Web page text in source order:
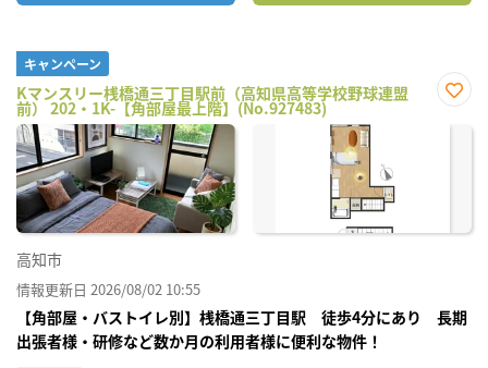
キャンペーン
Kマンスリー桟橋通三丁目駅前（高知県高等学校野球連盟
前） 202・1K-【角部屋最上階】(No.927483)
に入
高知市
情報更新日 2026/08/02 10:55
【角部屋・バストイレ別】桟橋通三丁目駅 徒歩4分にあり 長期
出張者様・研修など数か月の利用者様に便利な物件！